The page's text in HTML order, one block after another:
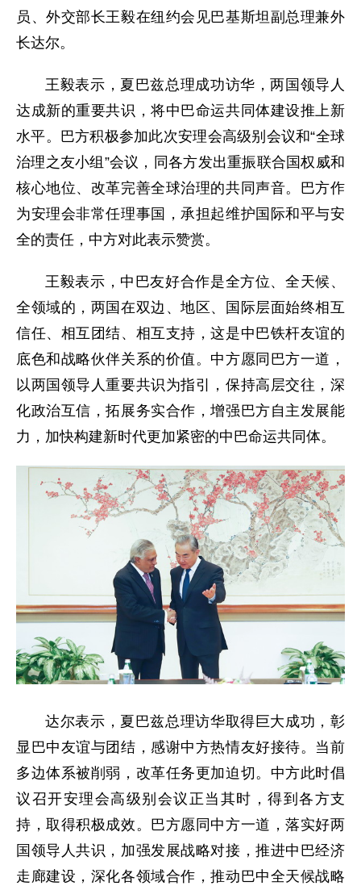
员、外交部长王毅在纽约会见巴基斯坦副总理兼外
长达尔。
王毅表示，夏巴兹总理成功访华，两国领导人
达成新的重要共识，将中巴命运共同体建设推上新
水平。巴方积极参加此次安理会高级别会议和“全球
治理之友小组”会议，同各方发出重振联合国权威和
核心地位、改革完善全球治理的共同声音。巴方作
为安理会非常任理事国，承担起维护国际和平与安
全的责任，中方对此表示赞赏。
王毅表示，中巴友好合作是全方位、全天候、
全领域的，两国在双边、地区、国际层面始终相互
信任、相互团结、相互支持，这是中巴铁杆友谊的
底色和战略伙伴关系的价值。中方愿同巴方一道，
以两国领导人重要共识为指引，保持高层交往，深
化政治互信，拓展务实合作，增强巴方自主发展能
力，加快构建新时代更加紧密的中巴命运共同体。
达尔表示，夏巴兹总理访华取得巨大成功，彰
显巴中友谊与团结，感谢中方热情友好接待。当前
多边体系被削弱，改革任务更加迫切。中方此时倡
议召开安理会高级别会议正当其时，得到各方支
持，取得积极成效。巴方愿同中方一道，落实好两
国领导人共识，加强发展战略对接，推进中巴经济
走廊建设，深化各领域合作，推动巴中全天候战略